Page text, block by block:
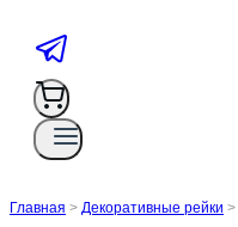
Главная > Декоративные рейки >